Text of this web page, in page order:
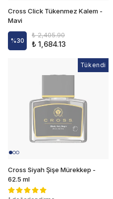
Cross Click Tükenmez Kalem -
Mavi
%30
₺ 2,405.90
₺ 1,684.13
Tükendi
Cross Siyah Şişe Mürekkep -
62.5 ml